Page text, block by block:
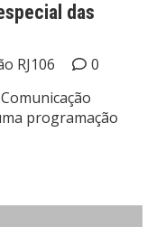
das
RJ106
0
programação